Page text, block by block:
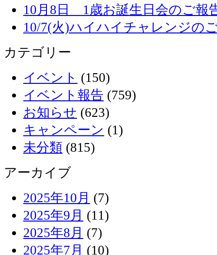
10月8日 1歳お誕生日会のご報
10/7(火)ハイハイチャレンジの
カテゴリー
イベント (150)
イベント報告 (759)
お知らせ (623)
キャンペーン (1)
未分類 (815)
アーカイブ
2025年10月 (7)
2025年9月 (11)
2025年8月 (7)
2025年7月 (10)